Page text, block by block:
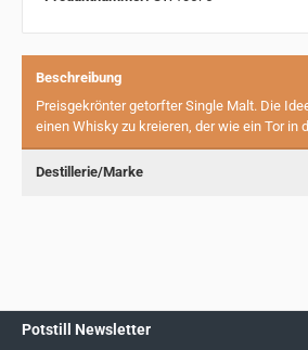
Beschreibung
Preisgekrönter getorfter Single Malt. Die
einen Whisky zu kreieren, der wie ein Tor in
Destillerie/Marke
Potstill Newsletter